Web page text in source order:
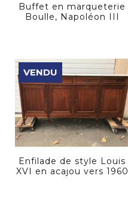
Buffet en marqueterie
Boulle, Napoléon III
VENDU
Enfilade de style Louis
XVI en acajou vers 1960